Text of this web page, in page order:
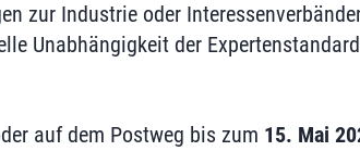
zur Industrie oder
Unabhängigkeit der
auf dem Postweg bis zum 15. Mai